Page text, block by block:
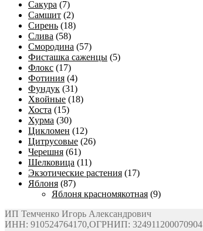
Сакура (7)
Самшит (2)
Сирень (18)
Слива (58)
Смородина (57)
Фисташка саженцы (5)
Флокс (17)
Фотиния (4)
Фундук (31)
Хвойные (18)
Хоста (15)
Хурма (30)
Цикломен (12)
Цитрусовые (26)
Черешня (61)
Шелковица (11)
Экзотические растения (17)
Яблоня (87)
Яблоня красномякотная (9)
ИП Темченко Игорь Александрович
ИНН: 910524764170,ОГРНИП: 324911200070904